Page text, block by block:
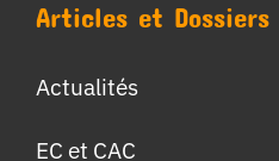
Articles et Dossiers
Actualités
EC et CAC